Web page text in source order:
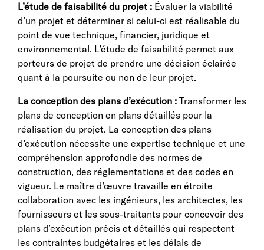
L’étude de faisabilité du projet : Évaluer la viabilité
d’un projet et déterminer si celui-ci est réalisable du
point de vue technique, financier, juridique et
environnemental. L’étude de faisabilité permet aux
porteurs de projet de prendre une décision éclairée
quant à la poursuite ou non de leur projet.
La conception des plans d’exécution : Transformer les
plans de conception en plans détaillés pour la
réalisation du projet. La conception des plans
d’exécution nécessite une expertise technique et une
compréhension approfondie des normes de
construction, des réglementations et des codes en
vigueur. Le maître d’œuvre travaille en étroite
collaboration avec les ingénieurs, les architectes, les
fournisseurs et les sous-traitants pour concevoir des
plans d’exécution précis et détaillés qui respectent
les contraintes budgétaires et les délais de